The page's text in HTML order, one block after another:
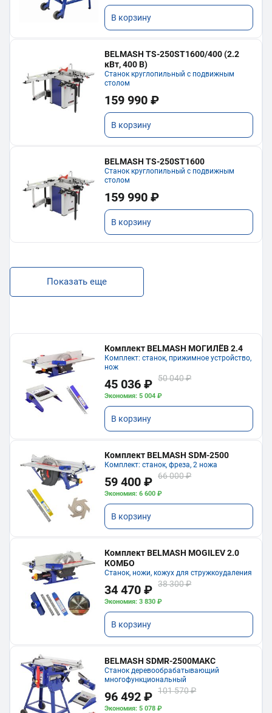
В корзину
BELMASH TS-250ST1600/400 (2.2
кВт, 400 В)
Станок круглопильный с подвижным
столом
159 990 ₽
В корзину
BELMASH TS-250ST1600
Станок круглопильный с подвижным
столом
159 990 ₽
В корзину
Показать еще
Комплект BELMASH МОГИЛЁВ 2.4
Комплект: станок, прижимное устройство,
нож
45 036 ₽ 50 040 ₽
Экономия: 5 004 ₽
В корзину
Комплект BELMASH SDM-2500
Комплект: станок, фреза, 2 ножа
59 400 ₽ 66 000 ₽
Экономия: 6 600 ₽
В корзину
Комплект BELMASH MOGILEV 2.0
КОМБО
Станок, ножи, кожух для стружкоудаления
34 470 ₽ 38 300 ₽
Экономия: 3 830 ₽
В корзину
BELMASH SDMR-2500МАКС
Станок деревообрабатывающий
многофункциональный
96 492 ₽ 101 570 ₽
Экономия: 5 078 ₽